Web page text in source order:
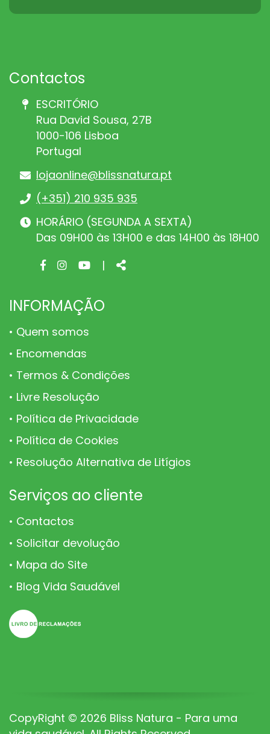
Contactos
ESCRITÓRIO
Rua David Sousa, 27B
1000-106 Lisboa
Portugal
lojaonline@blissnatura.pt
(+351) 210 935 935
HORÁRIO (SEGUNDA A SEXTA)
Das 09H00 às 13H00 e das 14H00 às 18H00
Facebook
Instagram
Youtube
| Share
INFORMAÇÃO
Quem somos
Encomendas
Termos & Condições
Livre Resolução
Política de Privacidade
Política de Cookies
Resolução Alternativa de Litígios
Serviços ao cliente
Contactos
Solicitar devolução
Mapa do Site
Blog Vida Saudável
CopyRight © 2026 Bliss Natura - Para uma